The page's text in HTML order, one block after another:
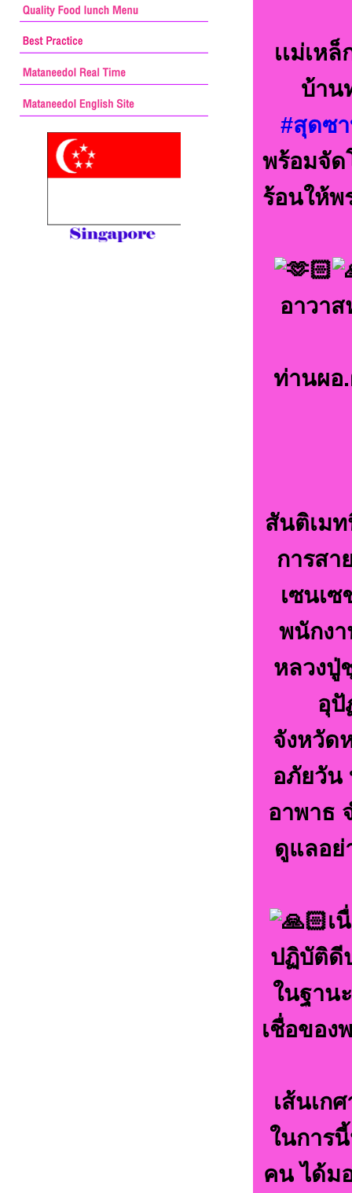
เเม่เห
บ้าน
#สุดซา
พร้อมจัด
ร้อนให้พ
อาวา
ท่านผอ
สันติเม
การสา
เซนเ
พนักงา
หลวงปู่
อุปั
จังหวัด
อภัยวัน
อาพาธ
ดูแลอย่
เ
ปฏิบัติดี
ในฐาน
เชื่อของ
เส้นเก
ในการ
คน ได้ม